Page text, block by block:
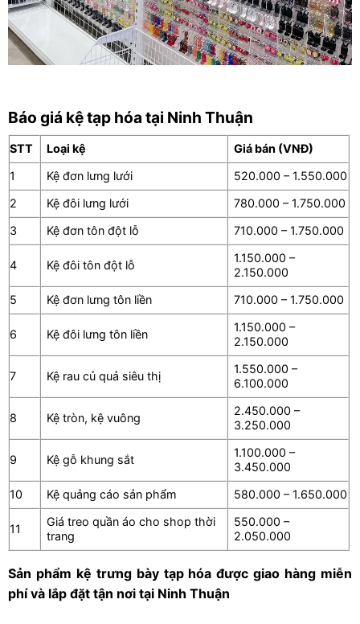
Báo giá kệ tạp hóa tại Ninh Thuận
STT Loại kệ
Giá bán (VNĐ)
1
Kệ đơn lưng lưới
520.000 – 1.550.000
2
Kệ đôi lưng lưới
780.000 – 1.750.000
3
Kệ đơn tôn đột lỗ 710.000 – 1.750.000
4 Kệ đôi tôn đột lỗ
1.150.000 –
2.150.000
5
Kệ đơn lưng tôn liền 710.000 – 1.750.000
6 Kệ đôi lưng tôn liền
1.150.000 –
2.150.000
7 Kệ rau củ quả siêu thị
1.550.000 –
6.100.000
8 Kệ tròn, kệ vuông
2.450.000 –
3.250.000
9 Kệ gỗ khung sắt
1.100.000 –
3.450.000
10
Kệ quảng cáo sản phẩm 580.000 – 1.650.000
11
Giá treo quần áo cho shop thời
trang
550.000 –
2.050.000
Sản phẩm kệ trưng bày tạp hóa được giao hàng miễn
phí và lắp đặt tận nơi tại Ninh Thuận